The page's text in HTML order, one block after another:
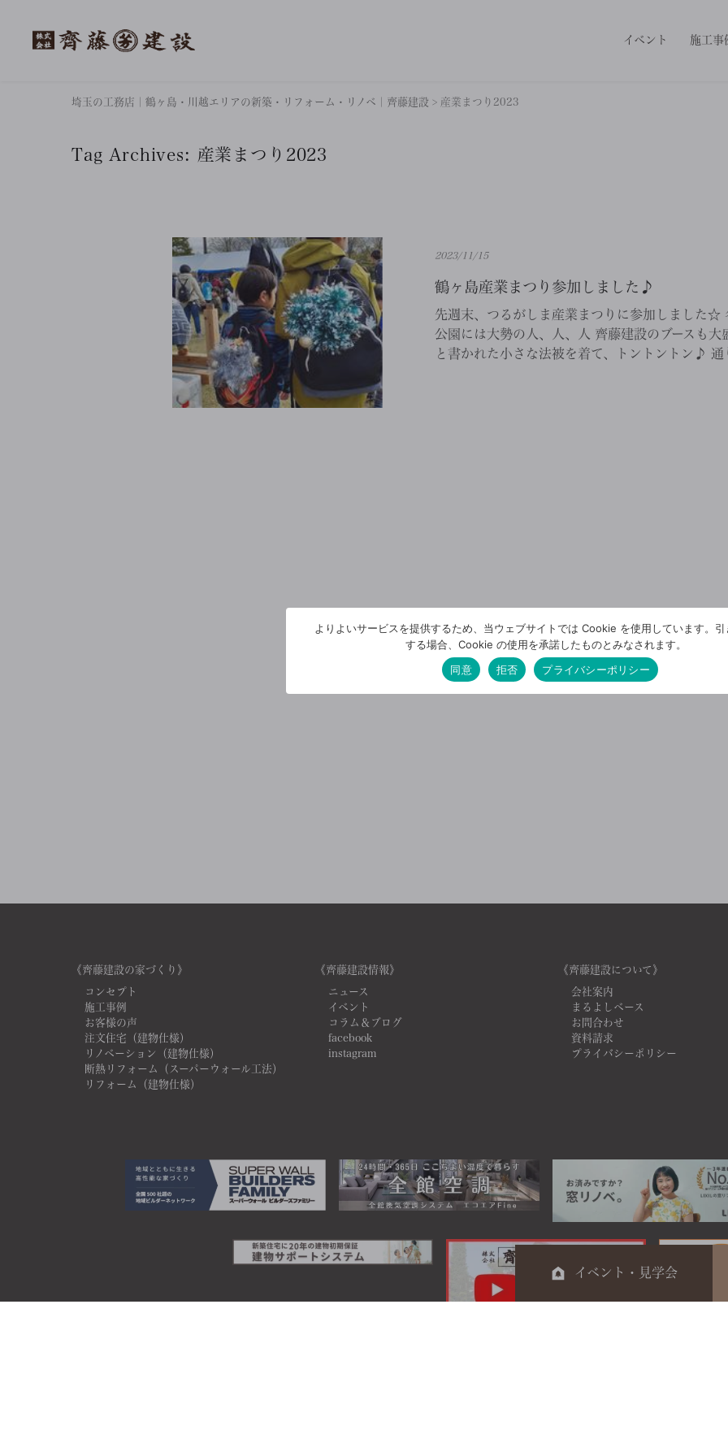
イベント 施工事
埼玉の工務店｜鶴ヶ島・川越エリアの新築・リフォーム・リノベ｜齊藤建設 > 産業まつり2023
Tag Archives: 産業まつり2023
2023/11/15
鶴ヶ島産業まつり参加しました♪
先週末、つるがしま産業まつりに参加しました☆
公園には大勢の人、人、人 齊藤建設のブースも大
と書かれた小さな法被を着て、トントントン♪
《齊藤建設の家づくり》
コンセプト
施工事例
お客様の声
注文住宅（建物仕様）
リノベーション（建物仕様）
断熱リフォーム（スーパーウォール工法）
リフォーム（建物仕様）
《齊藤建設情報》
ニュース
イベント
コラム＆ブログ
facebook
instagram
《齊藤建設について》
会社案内
まるよしベース
お問合わせ
資料請求
プライバシーポリシー
イベント・見学会
よりよいサービスを提供するため、当ウェブサイトでは Cookie を使用しています。引
する場合、Cookie の使用を承諾したものとみなされます。
同意
拒否 プライバシーポリシー